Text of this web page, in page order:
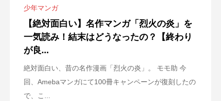
少年マンガ
【絶対面白い】名作マンガ「烈火の炎」を
一気読み！結末はどうなったの？【終わり
が良...
絶対面白い、昔の名作漫画「烈火の炎」。 モモ助 今
回、Amebaマンガにて100冊キャンペーンが復刻したの
で、こ...